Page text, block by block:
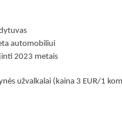
automobiliui
2023 metais
užvalkalai (kaina 3 EUR/1